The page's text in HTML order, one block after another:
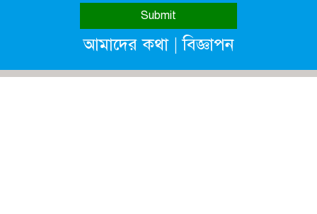
আমাদের কথা|বিজ্ঞাপন